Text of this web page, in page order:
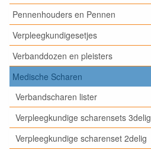
Pennenhouders en Pennen
Verpleegkundigesetjes
Verbanddozen en pleisters
Medische Scharen
Verbandscharen lister
Verpleegkundige scharensets 3delig
Verpleegkundige scharenset 2delig